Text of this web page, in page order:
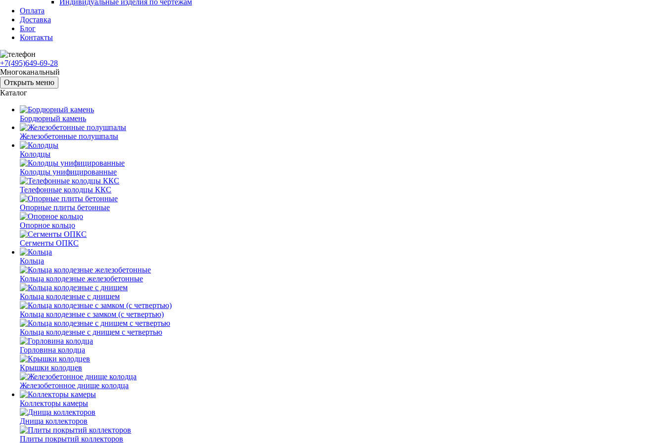
Индивидуальные изделия по чертежам
Оплата
Доставка
Блог
Контакты
+7(495)649-69-28
Многоканальный
Открыть меню
Каталог
Бордюрный камень
Железобетонные полушпалы
Колодцы
Колодцы унифицированные
Телефонные колодцы ККС
Опорные плиты бетонные
Опорное кольцо
Сегменты ОПКС
Кольца
Кольца колодезные железобетонные
Кольца колодезные с днищем
Кольца колодезные с замком (с четвертью)
Кольца колодезные с днищем с четвертью
Горловина колодца
Крышки колодцев
Железобетонное днище колодца
Коллекторы камеры
Днища коллекторов
Плиты покрытий коллекторов